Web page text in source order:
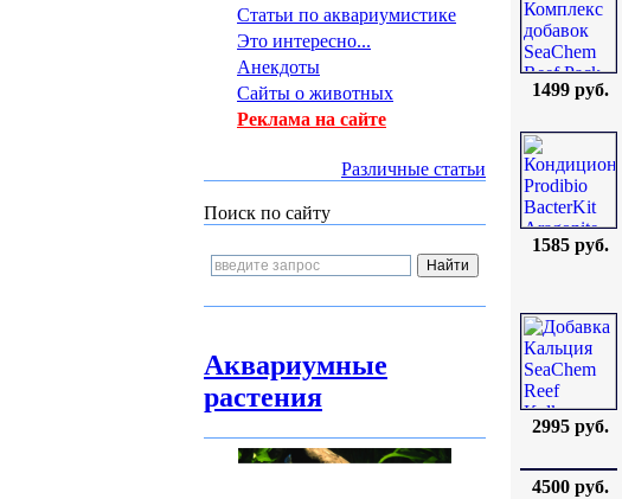
Статьи по аквариумистике
Это интересно...
Анекдоты
Сайты о животных
Реклама на сайте
Различные статьи
Поиск по сайту
Аквариумные
растения
1499 руб.
1585 руб.
2995 руб.
4500 руб.